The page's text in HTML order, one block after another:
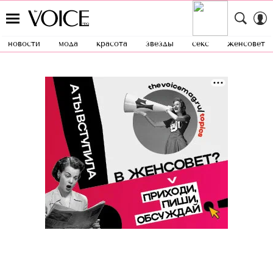
новости мода красота звезды секс женсовет